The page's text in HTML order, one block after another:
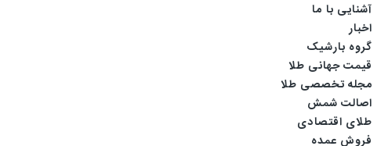
آشنایی با ما
اخبار
گروه بارشیک
قیمت جهانی طلا
مجله تخصصی طلا
اصالت شمش
طلای اقتصادی
فروش عمده